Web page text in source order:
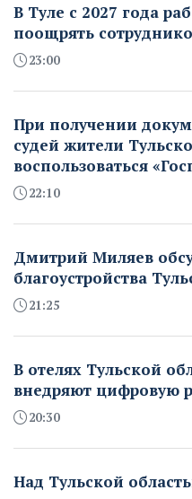
В Туле с 2027 года
поощрять
23:00
При получении
судей жители
воспользоваться
22:10
Дмитрий Миляев
благоустройства
21:25
В отелях Тульской
внедряют цифровую
20:30
Над Тульской